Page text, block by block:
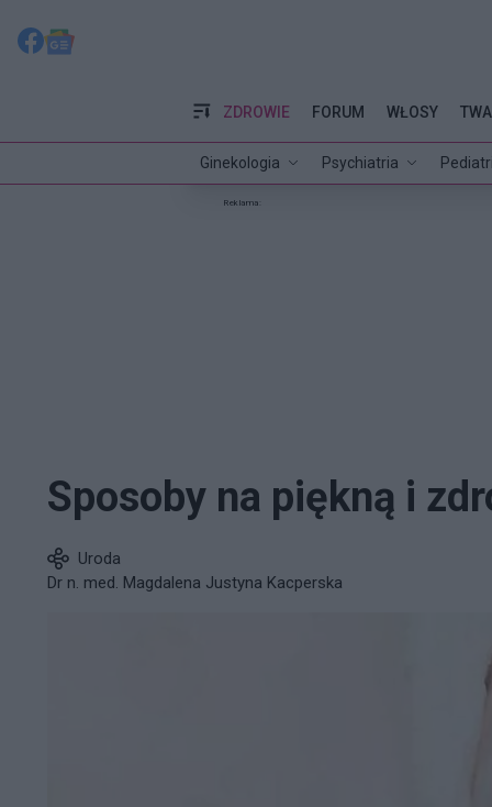
ZDROWIE
Ginekologia Psychiatria
FORUM WŁOSY
Reklama:
Sposoby na piękną i
Uroda
Dr n. med. Magdalena Justyna Kacperska